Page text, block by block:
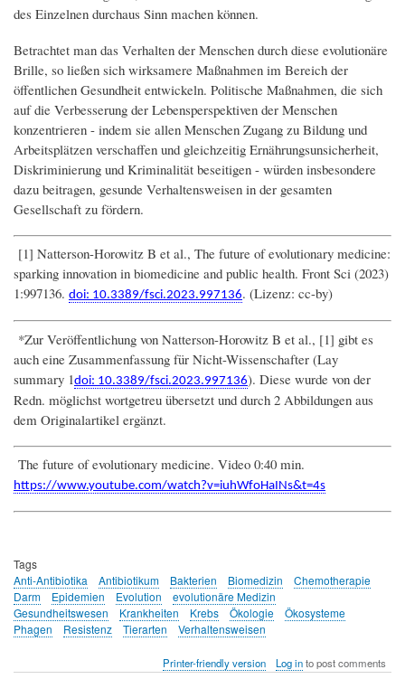
des Einzelnen durchaus Sinn machen können.
Betrachtet man das Verhalten der Menschen durch diese evolutionäre
Brille, so ließen sich wirksamere Maßnahmen im Bereich der
öffentlichen Gesundheit entwickeln. Politische Maßnahmen, die sich
auf die Verbesserung der Lebensperspektiven der Menschen
konzentrieren - indem sie allen Menschen Zugang zu Bildung und
Arbeitsplätzen verschaffen und gleichzeitig Ernährungsunsicherheit,
Diskriminierung und Kriminalität beseitigen - würden insbesondere
dazu beitragen, gesunde Verhaltensweisen in der gesamten
Gesellschaft zu fördern.
[1] Natterson-Horowitz B et al., The future of evolutionary medicine:
sparking innovation in biomedicine and public health. Front Sci (2023)
1:997136. doi: 10.3389/fsci.2023.997136. (Lizenz: cc-by)
*Zur Veröffentlichung von Natterson-Horowitz B et al., [1] gibt es
auch eine Zusammenfassung für Nicht-Wissenschafter (Lay
summary 1doi: 10.3389/fsci.2023.997136). Diese wurde von der
Redn. möglichst wortgetreu übersetzt und durch 2 Abbildungen aus
dem Originalartikel ergänzt.
The future of evolutionary medicine. Video 0:40 min.
https://www.youtube.com/watch?v=iuhWfoHaINs&t=4s
Tags
Anti-Antibiotika
Antibiotikum Bakterien Biomedizin
Chemotherapie
Darm
Epidemien Evolution
evolutionäre Medizin
Gesundheitswesen
Krankheiten Krebs Ökologie
Ökosysteme
Phagen
Resistenz Tierarten Verhaltensweisen
Printer-friendly version Log into post comments